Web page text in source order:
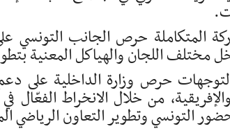
المتكاملة حرص الجانب التونسي
مختلف اللجان والهياكل المعنية
حرص وزارة الداخلية على
من خلال الانخراط
التونسي وتطوير التعاون الرياضي